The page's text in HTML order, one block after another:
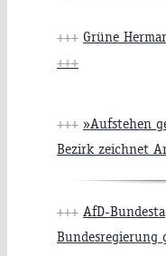
+++ Grüne
+++
+++ »Aufstehen
Bezirk zeichnet
+++ AfD-
Bundesregierung